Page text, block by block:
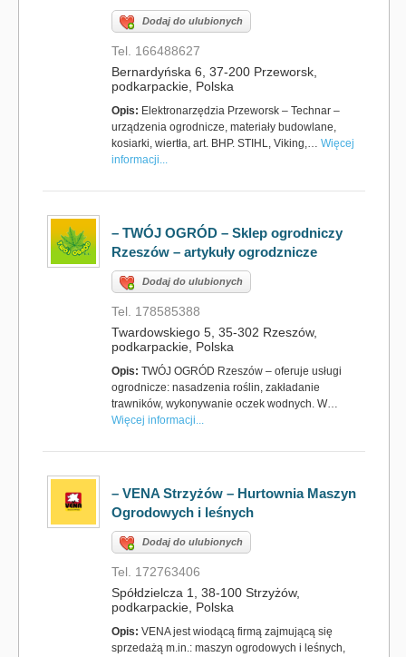
Dodaj do ulubionych
Tel. 166488627
Bernardyńska 6, 37-200 Przeworsk,
podkarpackie, Polska
Opis: Elektronarzędzia Przeworsk – Technar –
urządzenia ogrodnicze, materiały budowlane,
kosiarki, wiertła, art. BHP. STIHL, Viking,… Więcej
informacji...
– TWÓJ OGRÓD – Sklep ogrodniczy
Rzeszów – artykuły ogrodznicze
Dodaj do ulubionych
Tel. 178585388
Twardowskiego 5, 35-302 Rzeszów,
podkarpackie, Polska
Opis: TWÓJ OGRÓD Rzeszów – oferuje usługi
ogrodnicze: nasadzenia roślin, zakładanie
trawników, wykonywanie oczek wodnych. W…
Więcej informacji...
– VENA Strzyżów – Hurtownia Maszyn
Ogrodowych i leśnych
Dodaj do ulubionych
Tel. 172763406
Spółdzielcza 1, 38-100 Strzyżów,
podkarpackie, Polska
Opis: VENA jest wiodącą firmą zajmującą się
sprzedażą m.in.: maszyn ogrodowych i leśnych,